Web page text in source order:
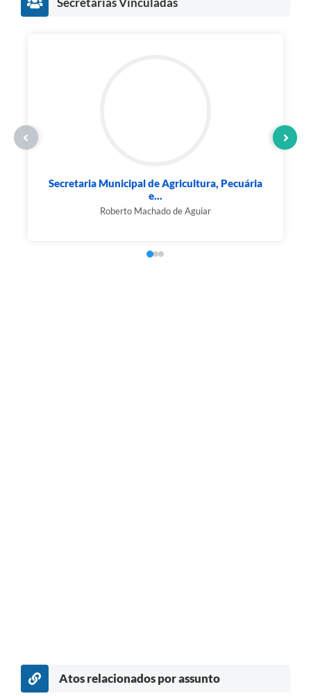
Secretaria Municipal de Agricultura, Pecuária
e...
Roberto Machado de Aguiar
Atos relacionados por assunto